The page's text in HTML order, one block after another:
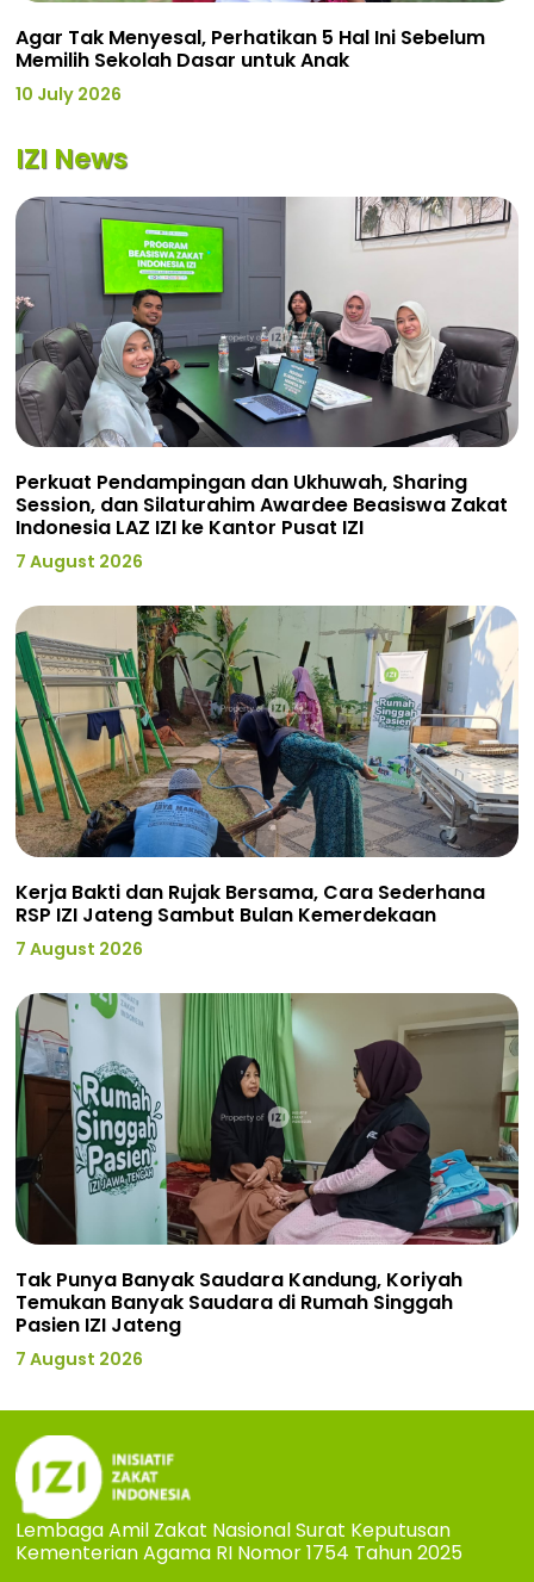
Agar Tak Menyesal, Perhatikan 5 Hal Ini Sebelum
Memilih Sekolah Dasar untuk Anak
10 July 2026
IZI News
Perkuat Pendampingan dan Ukhuwah, Sharing
Session, dan Silaturahim Awardee Beasiswa Zakat
Indonesia LAZ IZI ke Kantor Pusat IZI
7 August 2026
Kerja Bakti dan Rujak Bersama, Cara Sederhana
RSP IZI Jateng Sambut Bulan Kemerdekaan
7 August 2026
Tak Punya Banyak Saudara Kandung, Koriyah
Temukan Banyak Saudara di Rumah Singgah
Pasien IZI Jateng
7 August 2026
Lembaga Amil Zakat Nasional Surat Keputusan
Kementerian Agama RI Nomor 1754 Tahun 2025